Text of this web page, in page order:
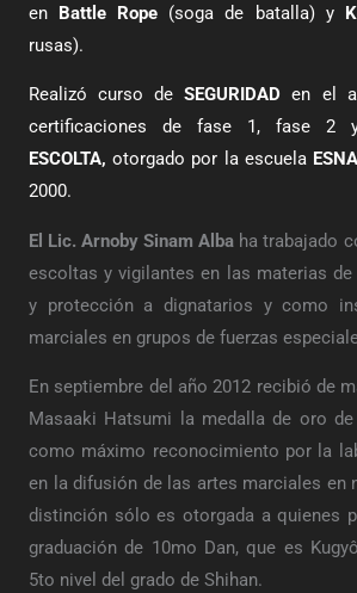
en Battle Rope (soga de batalla) y
rusas).
Realizó curso de SEGURIDAD en el
certificaciones de fase 1, fase 2
ESCOLTA, otorgado por la escuela
2000.
El Lic. Arnoby Sinam Alba ha trabajado
escoltas y vigilantes en las materias de
y protección a dignatarios y como
marciales en grupos de fuerzas
En septiembre del año 2012 recibió de
Masaaki Hatsumi la medalla de oro
como máximo reconocimiento por la
en la difusión de las artes marciales en
distinción sólo es otorgada a quienes
graduación de 10mo Dan, que es
5to nivel del grado de Shihan.